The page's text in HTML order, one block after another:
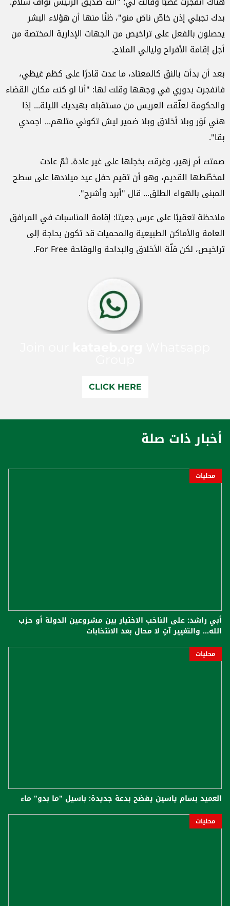
بدك تجبلي إذن خاصّ ناصّ منو"، ظنًا منها أن هؤلاء البشر
يحصلون بالفعل على تراخيص من الجهات الإدارية المختصة من
أجل إقامة الأفراح وليالي الملاح.
بعد أن بدأت بالنق كالمعتاد، ما عدت قادرًا على كظم غيظي،
فانفجرت بدوري في وجهها وقلت لها: "أنا لو كنت مكان القضاء
والحكومة لعلّقت العريس من مستقبله بهيديك الليلة... إذا
هني نَوَر وبلا أخلاق وبلا ضمير ليش تكوني متلهم... اجمدي
بقا".
صمتت أم زهير، وغرقت بخجلها على غير عادة. ثمّ عادت
لمخطّطها القديم، وهو أن تقيم حفل عيد ميلادها على سطح
المبنى بالهواء الطلق... قال "أبرد وأشرح".
ملاحظة تعقيبًا على عرس جعيتا: إقامة المناسبات في المرافق
العامة والأماكن الطبيعية والمحميات قد تكون بحاجة إلى
تراخيص، لكن قلّة الأخلاق والبداحة والوقاحة For Free.
CLICK HERE
أخبار ذات صلة
محليات
أبي راشد: على الناخب الاختيار بين مشروعين الدولة أو حزب
الله... والتغيير آتٍ لا محال بعد الانتخابات
محليات
العميد بسام ياسين يفضح بدعة جديدة: باسيل "ما بدو" ماء
محليات